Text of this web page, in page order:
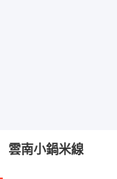
雲南小鍋米線